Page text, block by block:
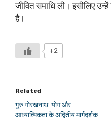
जीवित समाधि ली। इसीलिए उन्हें
है।
+2
Related
गुरु गोरखनाथ: योग और
आध्यात्मिकता के अद्वितीय मार्गदर्शक